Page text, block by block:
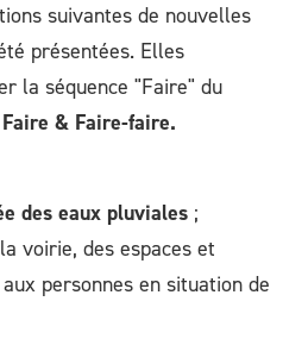
suivantes de nouvelles
présentées. Elles
la séquence "Faire" du
& Faire-faire.
des eaux pluviales ;
voirie, des espaces et
personnes en situation de